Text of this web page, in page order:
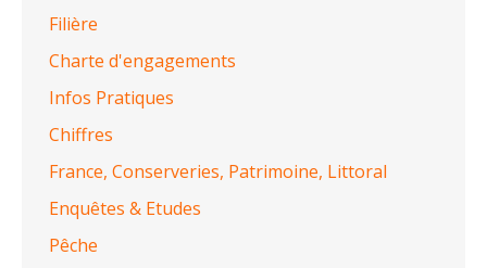
Filière
Charte d'engagements
Infos Pratiques
Chiffres
France, Conserveries, Patrimoine, Littoral
Enquêtes & Etudes
Pêche